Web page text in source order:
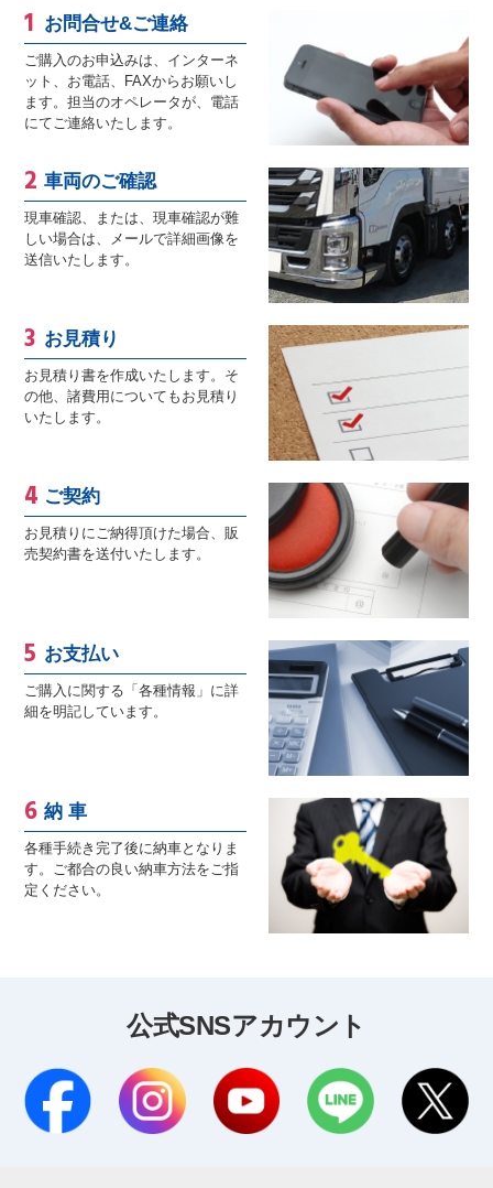
お問合せ&ご連絡
ご購入のお申込みは、インターネ
ット、お電話、FAXからお願いし
ます。担当のオペレータが、電話
にてご連絡いたします。
車両のご確認
現車確認、または、現車確認が難
しい場合は、メールで詳細画像を
送信いたします。
お見積り
お見積り書を作成いたします。そ
の他、諸費用についてもお見積り
いたします。
ご契約
お見積りにご納得頂けた場合、販
売契約書を送付いたします。
お支払い
ご購入に関する「各種情報」に詳
細を明記しています。
納 車
各種手続き完了後に納車となりま
す。ご都合の良い納車方法をご指
定ください。
公式SNSアカウント